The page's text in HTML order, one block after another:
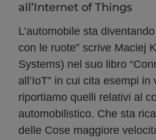
all’Internet of Things
L’automobile sta
con le ruote” scrive Maciej
Systems) nel suo libro
all’IoT” in cui cita esempi
riportiamo quelli relativi al
automobilistico. Che sta
delle Cose maggiore